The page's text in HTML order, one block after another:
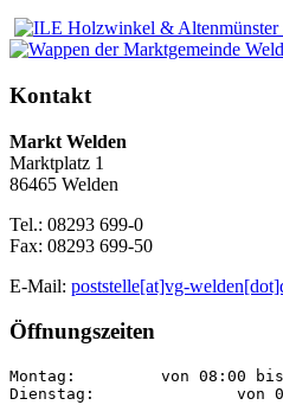
Kontakt
Markt Welden
Marktplatz 1
86465 Welden
Tel.: 08293 699-0
Fax: 08293 699-50
E-Mail: poststelle[at]vg-
Öffnungszeiten
Montag:		von 08:00 bis 12:00 Uhr
Dienstag:		von 08:00 bis 12:00 Uhr